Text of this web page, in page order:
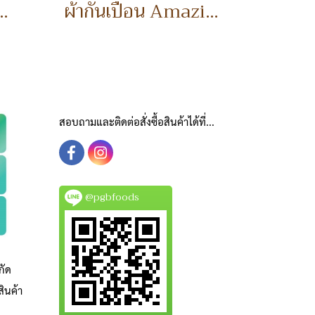
color ผ้ากันเปื้อน Amazing family!
ด
นค้า
สอบถามและติดต่อสั่งซื้อสินค้าได้ที่...
@pgbfoods